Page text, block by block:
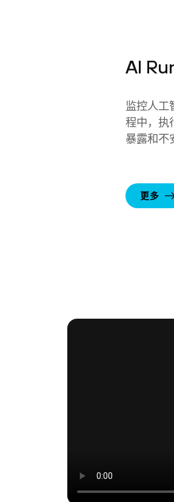
AI
监控人工
程中，执
暴露和不
更多